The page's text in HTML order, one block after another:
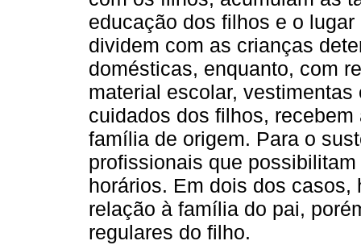
educação dos filhos e o
dividem com as crianças
domésticas, enquanto, com
material escolar,
cuidados dos filhos,
família de origem. Para o
profissionais que
horários. Em dois dos
relação à família do pai,
regulares do filho.